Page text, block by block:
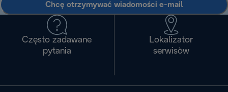
Chcę otrzymywać wiadomości e-mail
Często zadawane
pytania
Lokalizator
serwisòw